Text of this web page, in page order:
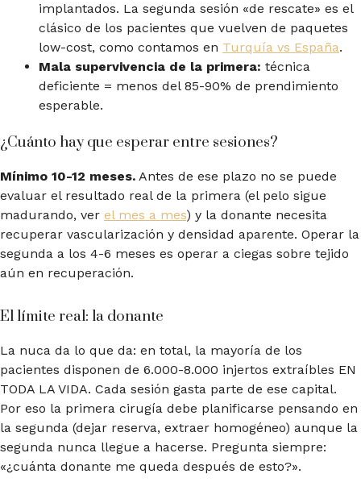
implantados. La segunda sesión «de rescate» es el
clásico de los pacientes que vuelven de paquetes
low-cost, como contamos en Turquía vs España.
Mala supervivencia de la primera: técnica
deficiente = menos del 85-90% de prendimiento
esperable.
¿Cuánto hay que esperar entre sesiones?
Mínimo 10-12 meses. Antes de ese plazo no se puede
evaluar el resultado real de la primera (el pelo sigue
madurando, ver el mes a mes) y la donante necesita
recuperar vascularización y densidad aparente. Operar la
segunda a los 4-6 meses es operar a ciegas sobre tejido
aún en recuperación.
El límite real: la donante
La nuca da lo que da: en total, la mayoría de los
pacientes disponen de 6.000-8.000 injertos extraíbles EN
TODA LA VIDA. Cada sesión gasta parte de ese capital.
Por eso la primera cirugía debe planificarse pensando en
la segunda (dejar reserva, extraer homogéneo) aunque la
segunda nunca llegue a hacerse. Pregunta siempre:
«¿cuánta donante me queda después de esto?».